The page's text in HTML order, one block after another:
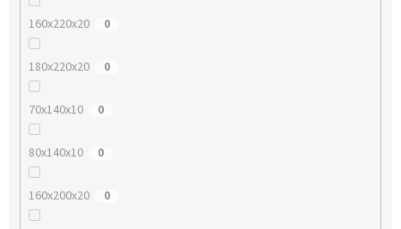
160x220x20 0
180x220x20 0
70x140x10 0
80x140x10 0
160x200x20 0